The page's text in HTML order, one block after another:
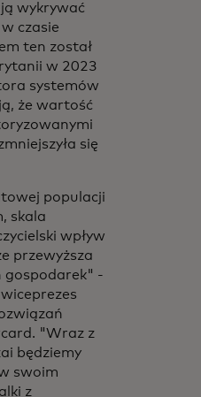
wykrywać
czasie
ten został
w 2023
systemów
że wartość
się
populacji
skala
wpływ
przewyższa
gospodarek" -
"Wraz z
będziemy
swoim
z